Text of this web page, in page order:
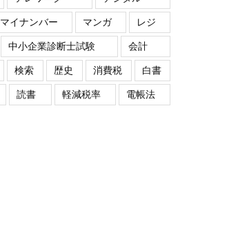
マイナンバー マンガ レジ
中小企業診断士試験 会計
検索 歴史 消費税 白書
読書 軽減税率 電帳法